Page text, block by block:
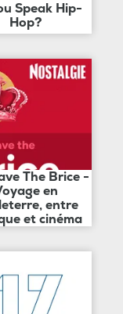
Speak Hip-
Hop?
The Brice -
en
entre
et cinéma